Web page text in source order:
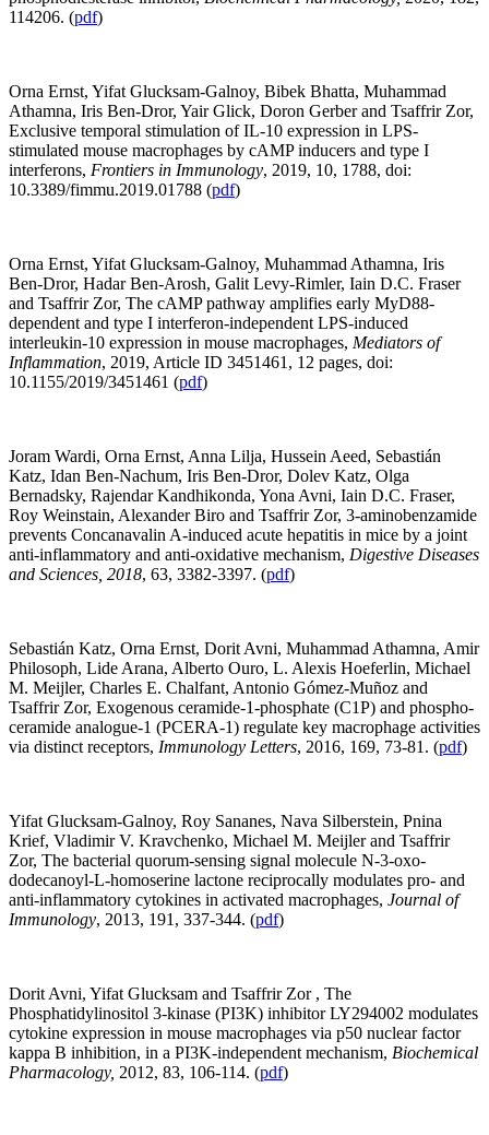
114206. (pdf)
Orna Ernst, Yifat Glucksam-Galnoy, Bibek Bhatta, Muhammad
Athamna, Iris Ben-Dror, Yair Glick, Doron Gerber and Tsaffrir Zor,
Exclusive temporal stimulation of IL-10 expression in LPS-
stimulated mouse macrophages by cAMP inducers and type I
interferons, Frontiers in Immunology, 2019, 10, 1788, doi:
10.3389/fimmu.2019.01788 (pdf)
Orna Ernst, Yifat Glucksam-Galnoy, Muhammad Athamna, Iris
Ben-Dror, Hadar Ben-Arosh, Galit Levy-Rimler, Iain D.C. Fraser
and Tsaffrir Zor, The cAMP pathway amplifies early MyD88-
dependent and type I interferon-independent LPS-induced
interleukin-10 expression in mouse macrophages, Mediators of
Inflammation, 2019, Article ID 3451461, 12 pages, doi:
10.1155/2019/3451461 (pdf)
Joram Wardi, Orna Ernst, Anna Lilja, Hussein Aeed, Sebastián
Katz, Idan Ben-Nachum, Iris Ben-Dror, Dolev Katz, Olga
Bernadsky, Rajendar Kandhikonda, Yona Avni, Iain D.C. Fraser,
Roy Weinstain, Alexander Biro and Tsaffrir Zor, 3-aminobenzamide
prevents Concanavalin A-induced acute hepatitis in mice by a joint
anti-inflammatory and anti-oxidative mechanism, Digestive Diseases
and Sciences, 2018, 63, 3382-3397. (pdf)
Sebastián Katz, Orna Ernst, Dorit Avni, Muhammad Athamna, Amir
Philosoph, Lide Arana, Alberto Ouro, L. Alexis Hoeferlin, Michael
M. Meijler, Charles E. Chalfant, Antonio Gómez-Muñoz and
Tsaffrir Zor, Exogenous ceramide-1-phosphate (C1P) and phospho-
ceramide analogue-1 (PCERA-1) regulate key macrophage activities
via distinct receptors, Immunology Letters, 2016, 169, 73-81. (pdf)
Yifat Glucksam-Galnoy, Roy Sananes, Nava Silberstein, Pnina
Krief, Vladimir V. Kravchenko, Michael M. Meijler and Tsaffrir
Zor, The bacterial quorum-sensing signal molecule N-3-oxo-
dodecanoyl-L-homoserine lactone reciprocally modulates pro- and
anti-inflammatory cytokines in activated macrophages, Journal of
Immunology, 2013, 191, 337-344. (pdf)
Dorit Avni, Yifat Glucksam and Tsaffrir Zor , The
Phosphatidylinositol 3-kinase (PI3K) inhibitor LY294002 modulates
cytokine expression in mouse macrophages via p50 nuclear factor
kappa B inhibition, in a PI3K-independent mechanism, Biochemical
Pharmacology, 2012, 83, 106-114. (pdf)